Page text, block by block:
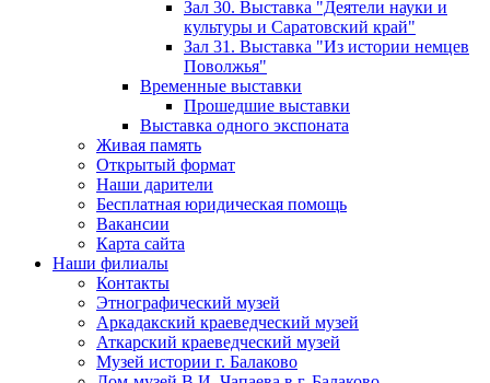
Зал 30. Выставка "Деятели науки и
культуры и Саратовский край"
Зал 31. Выставка "Из истории немцев
Поволжья"
Временные выставки
Прошедшие выставки
Выставка одного экспоната
Живая память
Открытый формат
Наши дарители
Бесплатная юридическая помощь
Вакансии
Карта сайта
Наши филиалы
Контакты
Этнографический музей
Аркадакский краеведческий музей
Аткарский краеведческий музей
Музей истории г. Балаково